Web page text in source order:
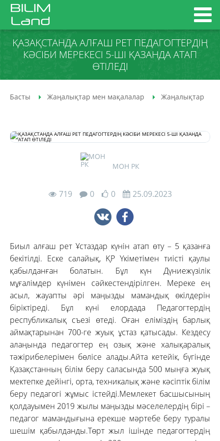
ҚАЗАҚСТАНДА АЛҒАШ РЕТ ПЕДАГОГТЕРДІҢ
КӘСІБИ МЕРЕКЕСІ 5-ШІ ҚАЗАНДА АТАП
ӨТІЛЕДІ
Басты Жаңалықтар мен мақалалар Жаңалықтар
МОН РК
719 0 0 25.09.2023
Биыл алғаш рет Ұстаздар күнін атап өту – 5 қазанға
бекітілді. Еске салайық, ҚР Үкіметімен тиісті қаулы
қабылданған болатын. Бұл күн Дүниежүзілік
мұғалімдер күнімен сәйкестендірілген. Мереке ең
асыл, жауапты әрі маңызды мамандық өкілдерін
біріктіреді. Бұл күні елордада Педагогтердің
республикалық съезі өтеді. Оған еліміздің барлық
аймақтарынан 700-ге жуық ұстаз қатысады. Кездесу
алаңында педагогтер ең озық және халықаралық
тәжірибелерімен бөлісе алады.Айта кетейік, бүгінде
Қазақстанның білім беру саласында 500 мыңға жуық
мектепке дейінгі, орта, техникалық және кәсіптік білім
беру педагогі жұмыс істейді.Мемлекет басшысының
қолдауымен 2019 жылы маңызды мәселелердің бірі –
педагог мамандығына ерекше мәртебе беру туралы
шешім қабылданды.Төрт жыл ішінде педагогтердің